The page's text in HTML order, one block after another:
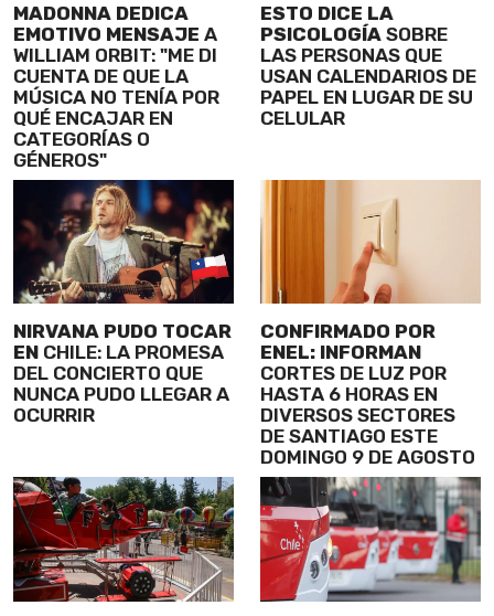
MADONNA DEDICA
EMOTIVO MENSAJE A
WILLIAM ORBIT: "ME DI
CUENTA DE QUE LA
MÚSICA NO TENÍA POR
QUÉ ENCAJAR EN
CATEGORÍAS O
GÉNEROS"
ESTO DICE LA
PSICOLOGÍA SOBRE
LAS PERSONAS QUE
USAN CALENDARIOS DE
PAPEL EN LUGAR DE SU
CELULAR
NIRVANA PUDO TOCAR
EN CHILE: LA PROMESA
DEL CONCIERTO QUE
NUNCA PUDO LLEGAR A
OCURRIR
CONFIRMADO POR
ENEL: INFORMAN
CORTES DE LUZ POR
HASTA 6 HORAS EN
DIVERSOS SECTORES
DE SANTIAGO ESTE
DOMINGO 9 DE AGOSTO